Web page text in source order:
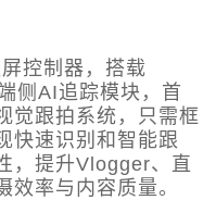
控制器，搭载
侧AI追踪模块，首
觉跟拍系统，只需框
快速识别和智能跟
，提升Vlogger、直
效率与内容质量。